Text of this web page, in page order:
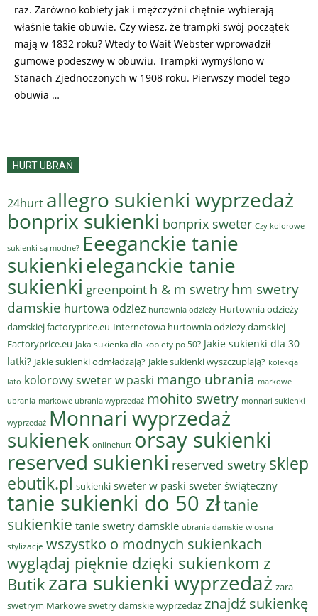
raz. Zarówno kobiety jak i mężczyźni chętnie wybierają
właśnie takie obuwie. Czy wiesz, że trampki swój początek
mają w 1832 roku? Wtedy to Wait Webster wprowadził
gumowe podeszwy w obuwiu. Trampki wymyślono w
Stanach Zjednoczonych w 1908 roku. Pierwszy model tego
obuwia …
HURT UBRAŃ
24hurt allegro sukienki wyprzedaż
bonprix sukienki bonprix sweter Czy kolorowe
sukienki są modne? Eeeganckie tanie
sukienkieleganckie tanie
sukienki greenpoint h & m swetry hm swetry
damskie hurtowa odziez hurtownia odzieży Hurtownia odzieży
damskiej factoryprice.eu Internetowa hurtownia odzieży damskiej
Factoryprice.eu Jaka sukienka dla kobiety po 50? Jakie sukienki dla 30
latki? Jakie sukienki odmładzają? Jakie sukienki wyszczuplają? kolekcja
lato kolorowy sweter w paski mango ubrania markowe
ubrania markowe ubrania wyprzedaż mohito swetry monnari sukienki
wyprzedaż Monnari wyprzedaż
sukienek onlinehurt orsay sukienki
reserved sukienki reserved swetry sklep
ebutik.pl sukienki sweter w paski sweter świąteczny
tanie sukienki do 50 złtanie
sukienkie tanie swetry damskie ubrania damskie wiosna
stylizacje wszystko o modnych sukienkach
wyglądaj pięknie dzięki sukienkom z
Butik zara sukienki wyprzedaż zara
swetrym Markowe swetry damskie wyprzedaż znajdź sukienkę